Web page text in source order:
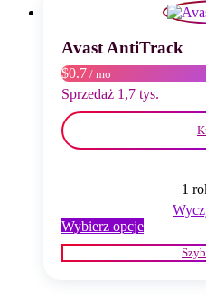
wybrać
stronie
produktu
Avast AntiTrack
$0.7 / mo
Sprzedaż 1,7 tys.
1
Wybierz opcjeTen
produkt
ma